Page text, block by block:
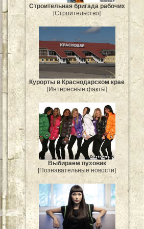
Строительная бригада рабочих
[Строительство]
Курорты в Краснодарском крае
[Интересные факты]
Выбираем пуховик
[Познавательные новости]